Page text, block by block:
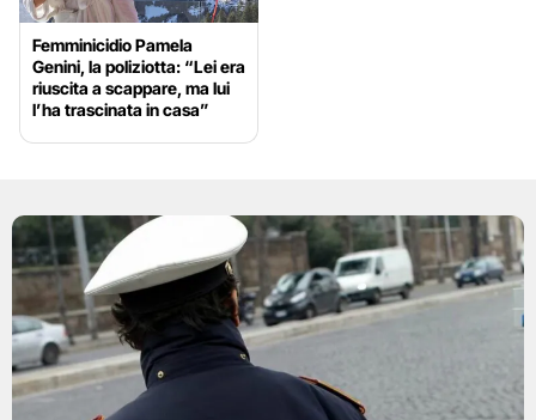
Femminicidio Pamela
Genini, la poliziotta: “Lei era
riuscita a scappare, ma lui
l’ha trascinata in casa”